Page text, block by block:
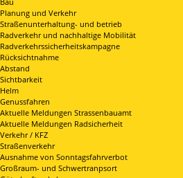
Planung und Verkehr
Straßenunterhaltung- und betrieb
Radverkehr und nachhaltige Mobilität
Radverkehrssicherheitskampagne
Rücksichtnahme
Abstand
Sichtbarkeit
Helm
Genussfahren
Aktuelle Meldungen Strassenbauamt
Aktuelle Meldungen Radsicherheit
Verkehr / KFZ
Straßenverkehr
Ausnahme von Sonntagsfahrverbot
Großraum- und Schwertranpsort